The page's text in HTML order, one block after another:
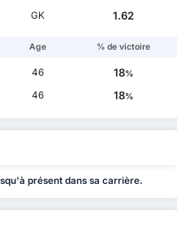
GK 1.62
Age % de victoire
46 18%
46 18%
présent dans sa carrière.